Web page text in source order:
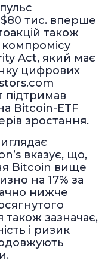
тис. вперше
також
компромісу
Act, який має
цифрових
підтримав
Bitcoin-ETF
зростання.
вказує, що,
Bitcoin вище
на 17% за
нижче
зазначає,
і ризик